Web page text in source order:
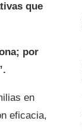
que
por
en
eficacia,